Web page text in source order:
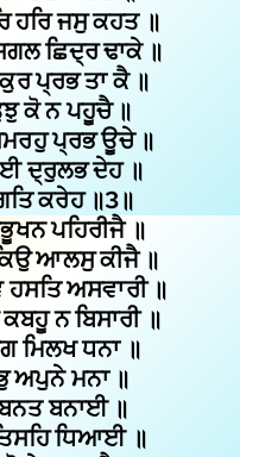
ਹਰਿ ਜਸੁ ਕਹਤ ॥
ਛਿਦ੍ਰ ਢਾਕੇ ॥
ਪ੍ਰਭ ਤਾ ਕੈ ॥
ਕੋ ਨ ਪਹੂਚੈ ॥
ਪ੍ਰਭ ਊਚੇ ॥
ਦ੍ਰੁਲਭ ਦੇਹ ॥
ਕਰੇਹ ॥3॥
ਪਹਿਰੀਜੈ ॥
ਆਲਸੁ ਕੀਜੈ ॥
ਅਸਵਾਰੀ ॥
ਨ ਬਿਸਾਰੀ ॥
ਮਿਲਖ ਧਨਾ ॥
ਅਪੁਨੇ ਮਨਾ ॥
ਬਨਤ ਬਨਾਈ ॥
ਧਿਆਈ ॥